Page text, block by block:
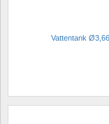
Vattentank